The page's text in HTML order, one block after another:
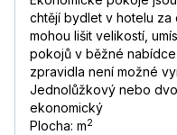
chtějí bydlet v hotelu za
mohou lišit velikostí,
pokojů v běžné
zpravidla není možné
Jednolůžkový nebo
ekonomický
Plocha: m2